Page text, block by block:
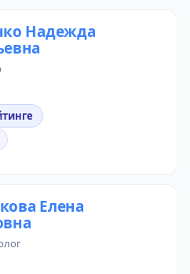
Надежда
Елена